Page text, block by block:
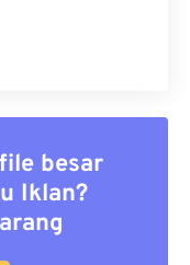
besar
Iklan?